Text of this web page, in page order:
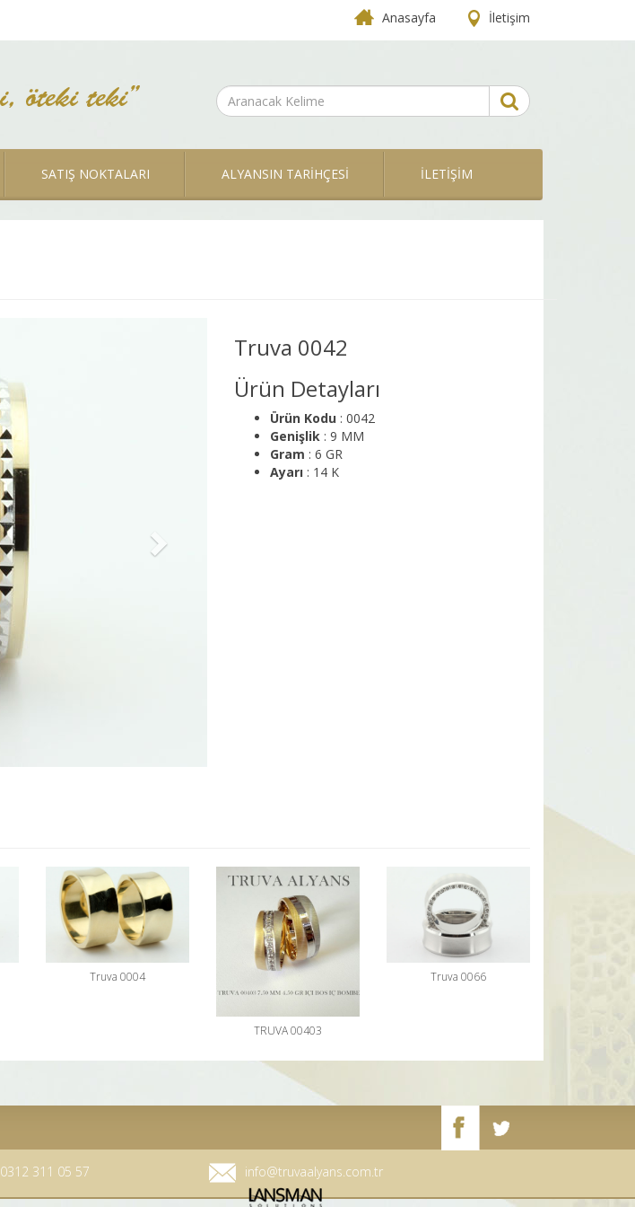
Anasayfa İletişim
SATIŞ NOKTALARI ALYANSIN TARİHÇESİ İLETİŞİM
Truva 0042
Ürün Detayları
Ürün Kodu : 0042
Genişlik : 9 MM
Gram : 6 GR
Ayarı : 14 K
Truva 0004
TRUVA 00403
Truva 0066
0312 311 05 57 info@truvaalyans.com.tr